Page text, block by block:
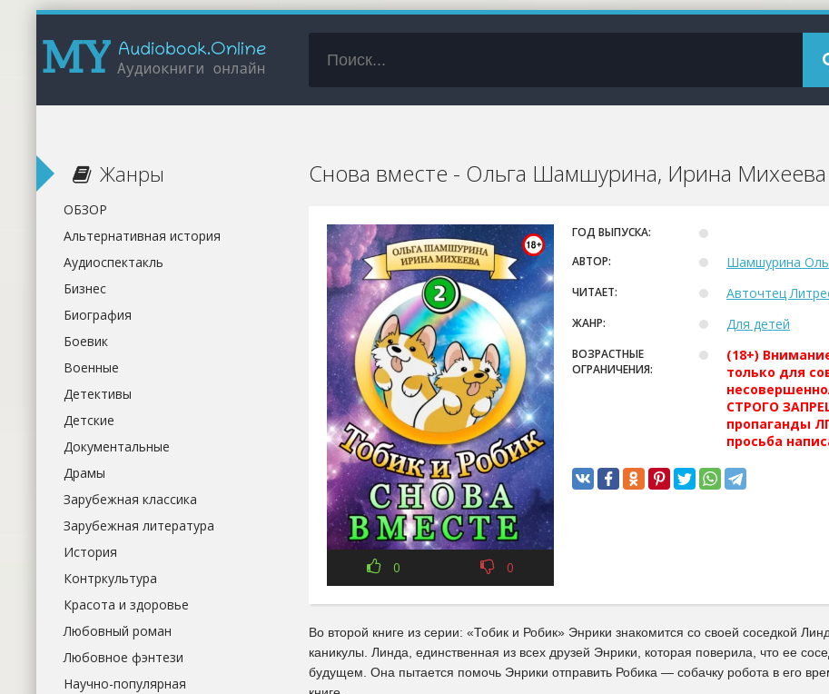
Снова вместе - Ольга Шамшурина, Ирина Михеева
0 0
ГОД ВЫПУСКА:
АВТОР:
Шамшурина
ЧИТАЕТ: Авточтец
ЖАНР: Для детей
ВОЗРАСТНЫЕ
ОГРАНИЧЕНИЯ:
(18+)
только для
СТРОГО
пропаганды
просьба
Во второй книге из серии: «Тобик и Робик» Энрики знакомится со своей соседкой
каникулы. Линда, единственная из всех друзей Энрики, которая поверила, что ее
будущем. Она пытается помочь Энрики отправить Робика — собачку робота в его
Жанры
ОБЗОР
Альтернативная история
Аудиоспектакль
Бизнес
Биография
Боевик
Военные
Детективы
Детские
Документальные
Драмы
Зарубежная классика
Зарубежная литература
История
Контркультура
Красота и здоровье
Любовный роман
Любовное фэнтези
Научно-популярная